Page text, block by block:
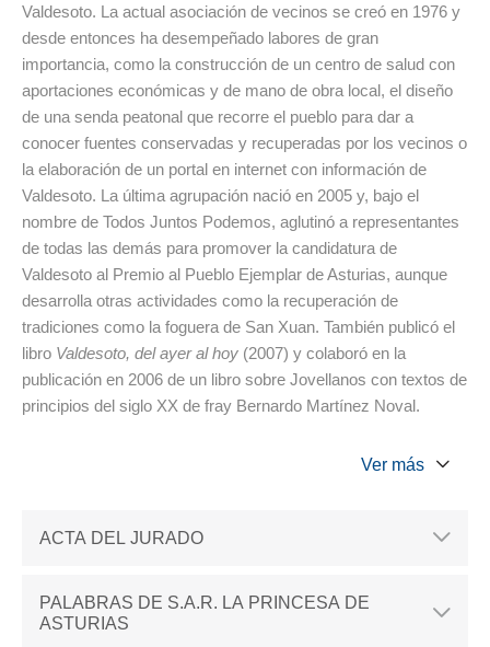
Valdesoto. La actual asociación de vecinos se creó en 1976 y
desde entonces ha desempeñado labores de gran
importancia, como la construcción de un centro de salud con
aportaciones económicas y de mano de obra local, el diseño
de una senda peatonal que recorre el pueblo para dar a
conocer fuentes conservadas y recuperadas por los vecinos o
la elaboración de un portal en internet con información de
Valdesoto. La última agrupación nació en 2005 y, bajo el
nombre de Todos Juntos Podemos, aglutinó a representantes
de todas las demás para promover la candidatura de
Valdesoto al Premio al Pueblo Ejemplar de Asturias, aunque
desarrolla otras actividades como la recuperación de
tradiciones como la foguera de San Xuan. También publicó el
libro Valdesoto, del ayer al hoy (2007) y colaboró en la
publicación en 2006 de un libro sobre Jovellanos con textos de
principios del siglo XX de fray Bernardo Martínez Noval.
Ver más
ACTA DEL JURADO
PALABRAS DE S.A.R. LA PRINCESA DE
ASTURIAS